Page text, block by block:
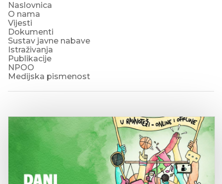
Naslovnica
O nama
Vijesti
Dokumenti
Sustav javne nabave
Istraživanja
Publikacije
NPOO
Medijska pismenost